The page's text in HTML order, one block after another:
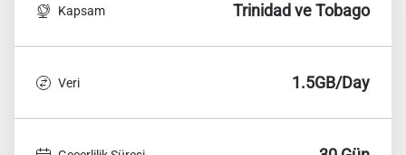
Kapsam Trinidad ve Tobago
Veri 1.5GB/Day